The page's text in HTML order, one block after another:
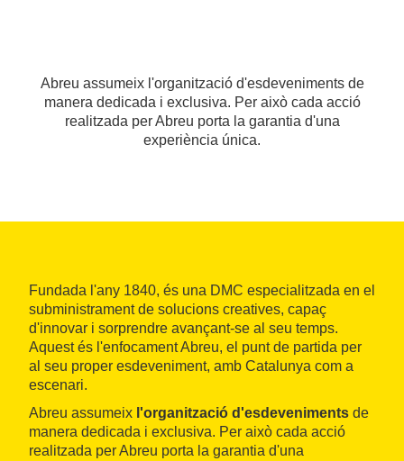
Abreu assumeix l'organització d'esdeveniments de
manera dedicada i exclusiva. Per això cada acció
realitzada per Abreu porta la garantia d'una
experiència única.
Fundada l'any 1840, és una DMC especialitzada en el
subministrament de solucions creatives, capaç
d'innovar i sorprendre avançant-se al seu temps.
Aquest és l'enfocament Abreu, el punt de partida per
al seu proper esdeveniment, amb Catalunya com a
escenari.
Abreu assumeix l'organització d'esdeveniments de
manera dedicada i exclusiva. Per això cada acció
realitzada per Abreu porta la garantia d'una